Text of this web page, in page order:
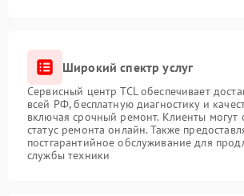
Широкий спектр услуг
Сервисный центр TCL обеспечивает
всей РФ, бесплатную диагностику и
включая срочный ремонт. Клиенты могут
статус ремонта онлайн. Также
постгарантийное обслуживание для
службы техники